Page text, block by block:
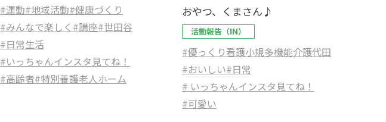
#運動#地域活動#健康づくり
#みんなで楽しく #講座#世田谷
#日常生活
#いっちゃんインスタ見てね！
#高齢者#特別養護老人ホーム
おやつ、くまさん♪
活動報告（IN）
#優っくり看護小規多機能介護代田
#おいしい#日常
# いっちゃんインスタ見てね！
#可愛い